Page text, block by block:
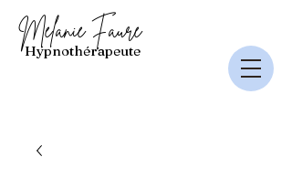
Mélanie Faure
Hypnothérapeute